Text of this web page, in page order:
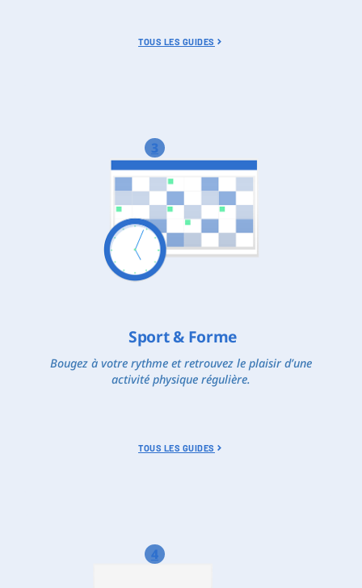
TOUS LES GUIDES
3
Sport & Forme
Bougez à votre rythme et retrouvez le plaisir d’une
activité physique régulière.
TOUS LES GUIDES
4